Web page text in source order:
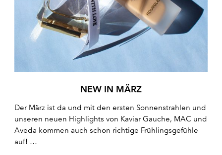
NEW IN MÄRZ
Der März ist da und mit den ersten Sonnenstrahlen und
unseren neuen Highlights von Kaviar Gauche, MAC und
Aveda kommen auch schon richtige Frühlingsgefühle
auf! …